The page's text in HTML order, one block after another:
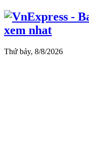
Thứ bảy, 8/8/2026